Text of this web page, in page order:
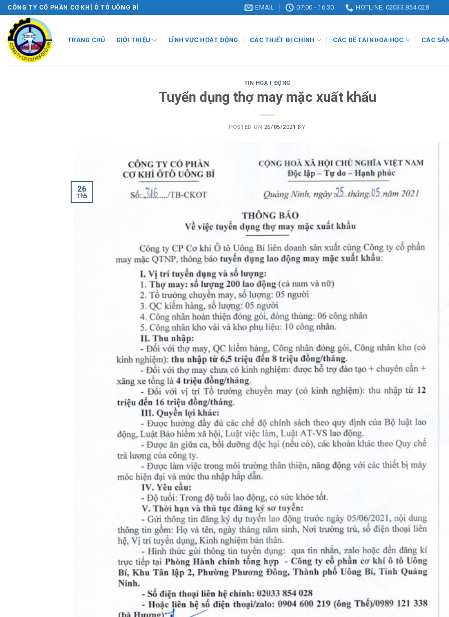
Skip
to
content
CÔNG TY CỔ PHẦN CƠ KHÍ Ô TÔ UÔNG BÍ EMAIL 07:00 - 16:30 HOTLINE: 02033.854.028
TRANG CHỦ GIỚI THIỆU LĨNH VỰC HOẠT ĐỘNG CÁC THIẾT BỊ CHÍNH CÁC ĐỀ TÀI KHOA HỌC CÁC
TIN HOẠT ĐỘNG
Tuyển dụng thợ may mặc xuất khẩu
POSTED ON 26/05/2021 BY
26
Th5